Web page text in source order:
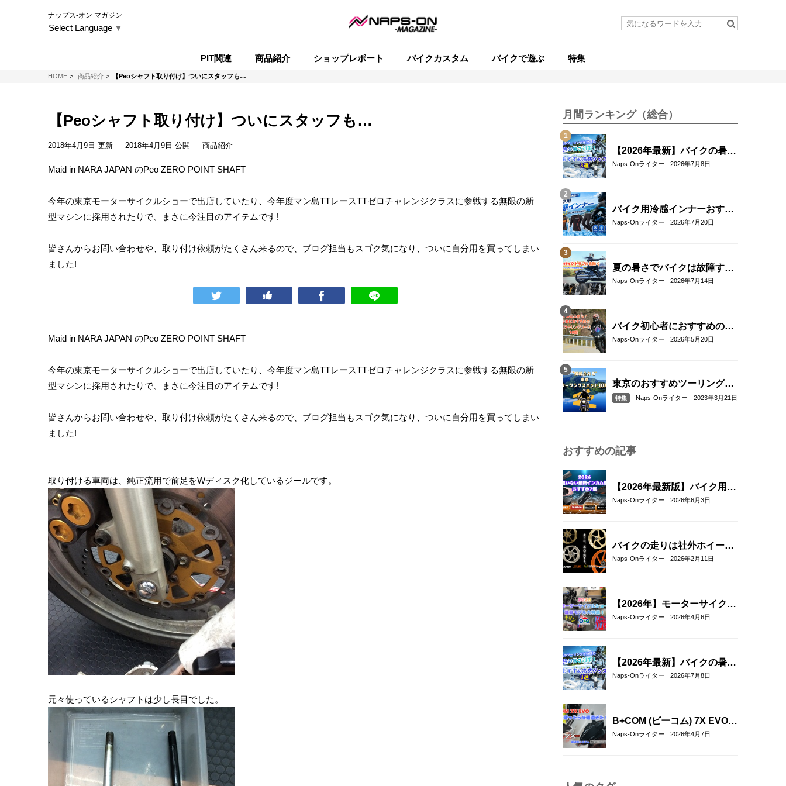
ナップス-オン マガジン
Select Language ▼
PIT関連 商品紹介 ショップレポート バイクカスタム バイクで遊ぶ 特集
HOMENAPS-ON マガジン
商品紹介 【Peoシャフト取り付け】ついにスタッフも…
【Peoシャフト取り付け】ついにスタッフも…
2018年4月9日 更新 2018年4月9日 公開 商品紹介
Maid in NARA JAPAN のPeo ZERO POINT SHAFT
今年の東京モーターサイクルショーで出店していたり、今年度マン島TTレースTTゼロチャレンジクラスに参戦する無限の新
型マシンに採用されたりで、まさに今注目のアイテムです!
皆さんからお問い合わせや、取り付け依頼がたくさん来るので、ブログ担当もスゴク気になり、ついに自分用を買ってしまい
ました!
Maid in NARA JAPAN のPeo ZERO POINT SHAFT
今年の東京モーターサイクルショーで出店していたり、今年度マン島TTレースTTゼロチャレンジクラスに参戦する無限の新
型マシンに採用されたりで、まさに今注目のアイテムです!
皆さんからお問い合わせや、取り付け依頼がたくさん来るので、ブログ担当もスゴク気になり、ついに自分用を買ってしまい
ました!
取り付ける車両は、純正流用で前足をWディスク化しているジールです。
元々使っているシャフトは少し長目でした。
月間ランキング（総合）
【2026年最新】バイクの暑さ
対策・冷感グッズおすすめ8
Naps-Onライター 2026年7月8日
バイク用冷感インナーおすす
め22選！夏のツーリングを快
Naps-Onライター 2026年7月20日
夏の暑さでバイクは故障す
る？起こりやすいトラブルと
Naps-Onライター 2026年7月14日
バイク初心者におすすめの関
東近郊ツーリングコース10選
Naps-Onライター 2026年5月20日
東京のおすすめツーリングス
ポット10選
特集 Naps-Onライター 2023年3月21日
おすすめの記事
【2026年最新版】バイク用イ
ンカムおすすめ7選｜選び方
Naps-Onライター 2026年6月3日
バイクの走りは社外ホイール
への交換でここまで変わる｜
Naps-Onライター 2026年2月11日
【2026年】モーターサイクル
ショー注目モデル総まとめ｜
Naps-Onライター 2026年4月6日
【2026年最新】バイクの暑さ
対策・冷感グッズおすすめ8
Naps-Onライター 2026年7月8日
B+COM (ビーコム) 7X EVOを
実際に使ってみた！新通信方
Naps-Onライター 2026年4月7日